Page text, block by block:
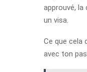
approuvé,
un visa.
Ce que cela
avec ton